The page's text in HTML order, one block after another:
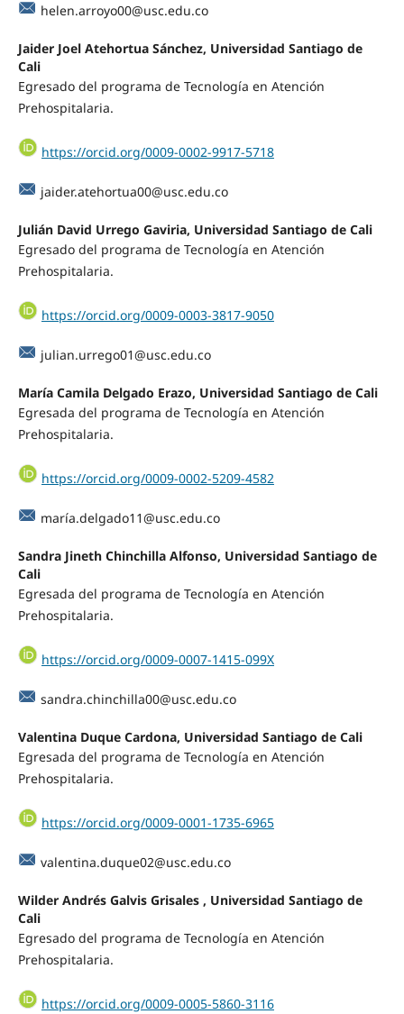
helen.arroyo00@usc.edu.co
Jaider Joel Atehortua Sánchez, Universidad Santiago de
Cali
Egresado del programa de Tecnología en Atención
Prehospitalaria.
https://orcid.org/0009-0002-9917-5718
jaider.atehortua00@usc.edu.co
Julián David Urrego Gaviria, Universidad Santiago de Cali
Egresado del programa de Tecnología en Atención
Prehospitalaria.
https://orcid.org/0009-0003-3817-9050
julian.urrego01@usc.edu.co
María Camila Delgado Erazo, Universidad Santiago de Cali
Egresada del programa de Tecnología en Atención
Prehospitalaria.
https://orcid.org/0009-0002-5209-4582
maría.delgado11@usc.edu.co
Sandra Jineth Chinchilla Alfonso, Universidad Santiago de
Cali
Egresada del programa de Tecnología en Atención
Prehospitalaria.
https://orcid.org/0009-0007-1415-099X
sandra.chinchilla00@usc.edu.co
Valentina Duque Cardona, Universidad Santiago de Cali
Egresada del programa de Tecnología en Atención
Prehospitalaria.
https://orcid.org/0009-0001-1735-6965
valentina.duque02@usc.edu.co
Wilder Andrés Galvis Grisales , Universidad Santiago de
Cali
Egresado del programa de Tecnología en Atención
Prehospitalaria.
https://orcid.org/0009-0005-5860-3116